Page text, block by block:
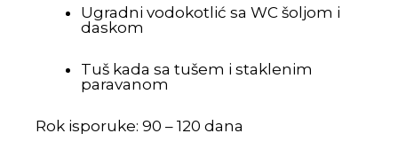
Ugradni vodokotlić sa WC šoljom i
daskom
Tuš kada sa tušem i staklenim
paravanom
Rok isporuke: 90 – 120 dana